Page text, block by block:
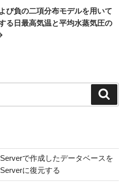
び負の二項分布モデルを用いて
る日最高気温と平均水蒸気圧の
で作成したデータベースを
に復元する